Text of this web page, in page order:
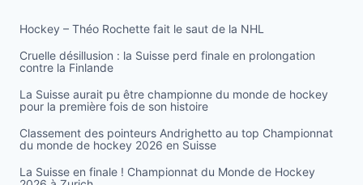
Hockey – Théo Rochette fait le saut de la NHL
Cruelle désillusion : la Suisse perd finale en prolongation
contre la Finlande
La Suisse aurait pu être championne du monde de hockey
pour la première fois de son histoire
Classement des pointeurs Andrighetto au top Championnat
du monde de hockey 2026 en Suisse
La Suisse en finale ! Championnat du Monde de Hockey